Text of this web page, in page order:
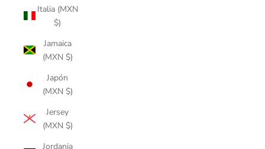
Italia (MXN
$)
Jamaica
(MXN $)
Japón
(MXN $)
Jersey
(MXN $)
Jordania